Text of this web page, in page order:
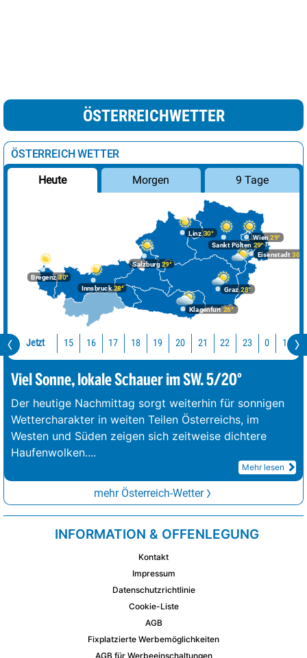
ÖSTERREICHWETTER
ÖSTERREICH WETTER
Heute Morgen 9 Tage
Bregenz30°
Graz28°
Innsbruck28°
Klagenfurt 26°
Linz30°
Salzburg29°
Wien 29°
Eisenstadt 30°
Sankt Pölten 29°
Jetzt 15 16 17 18 19 20 21 22 23 0 1
Viel Sonne, lokale Schauer im SW. 5/20°
Der heutige Nachmittag sorgt weiterhin für sonnigen
Wettercharakter in weiten Teilen Österreichs, im
Westen und Süden zeigen sich zeitweise dichtere
Haufenwolken....
Mehr lesen
mehr Österreich-Wetter
INFORMATION & OFFENLEGUNG
Kontakt
Impressum
Datenschutzrichtlinie
Cookie-Liste
AGB
Fixplatzierte Werbemöglichkeiten
AGB für Werbeeinschaltungen